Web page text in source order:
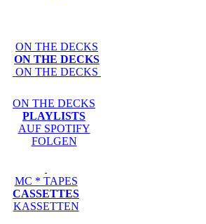
ON THE DECKS
ON THE DECKS
ON THE DECKS
ON THE DECKS
PLAYLISTS
AUF SPOTIFY
FOLGEN
MC * TAPES
CASSETTES
KASSETTEN